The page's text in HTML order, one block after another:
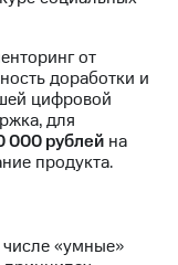
от
доработки и
цифровой
для
000 рублей на
продукта.
«умные»